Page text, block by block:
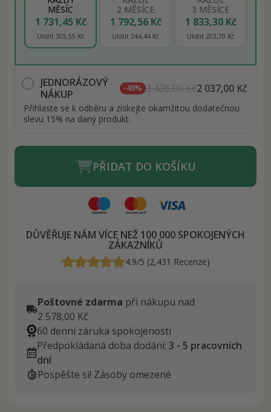
MĚSÍC
1 731,45 Kč
Uložit 305,55 Kč
2 MĚSÍCE
1 792,56 Kč
Uložit 244,44 Kč
3 MĚSÍCE
1 833,30 Kč
Uložit 203,70 Kč
JEDNORÁZOVÝ
NÁKUP
-40% 3 426,00 Kč2 037,00 Kč
Přihlaste se k odběru a získejte okamžitou dodatečnou
slevu 15% na daný produkt.
PŘIDAT DO KOŠÍKU
DŮVĚŘUJE NÁM VÍCE NEŽ 100 000 SPOKOJENÝCH
ZÁKAZNÍKŮ
4.9/5 (2,431 Recenze)
Poštovné zdarma při nákupu nad
2 578,00 Kč
60 denní záruka spokojenosti
Předpokládaná doba dodání: 3 - 5 pracovních
dní
Pospěšte si! Zásoby omezené